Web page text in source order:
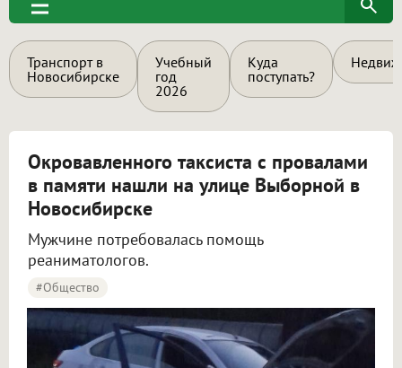
Транспорт в
Новосибирске
Учебный
год
2026
Куда
поступать?
Окровавленного таксиста с провалами
в памяти нашли на улице Выборной в
Новосибирске
Мужчине потребовалась помощь
реаниматологов.
#Общество